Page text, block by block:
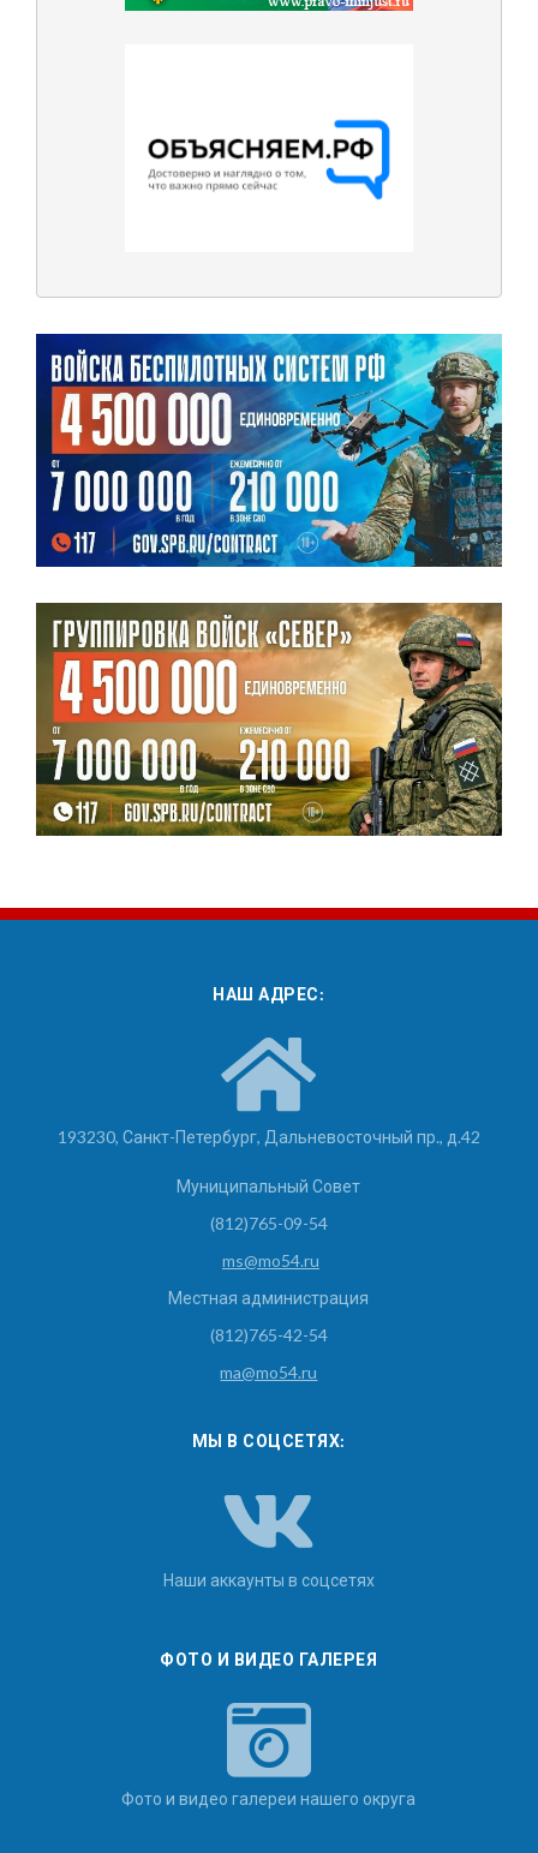
НАШ АДРЕС:
193230, Санкт-Петербург, Дальневосточный пр., д.42
Муниципальный Совет
(812)765-09-54
ms@mo54.ru
Местная администрация
(812)765-42-54
ma@mo54.ru
МЫ В СОЦСЕТЯХ:
Наши аккаунты в соцсетях
ФОТО И ВИДЕО ГАЛЕРЕЯ
Фото и видео галереи нашего округа